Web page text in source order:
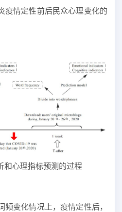
疫情定性前后民众心理变化的
和心理指标预测的过程
频变化情况上，疫情定性后，